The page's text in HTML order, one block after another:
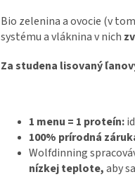
Bio zelenina a ovocie (v
systému a vláknina v nich
Za studena lisovaný
1 menu = 1 proteín:
100% prírodná
Wolfdinning
nízkej teplote,aby